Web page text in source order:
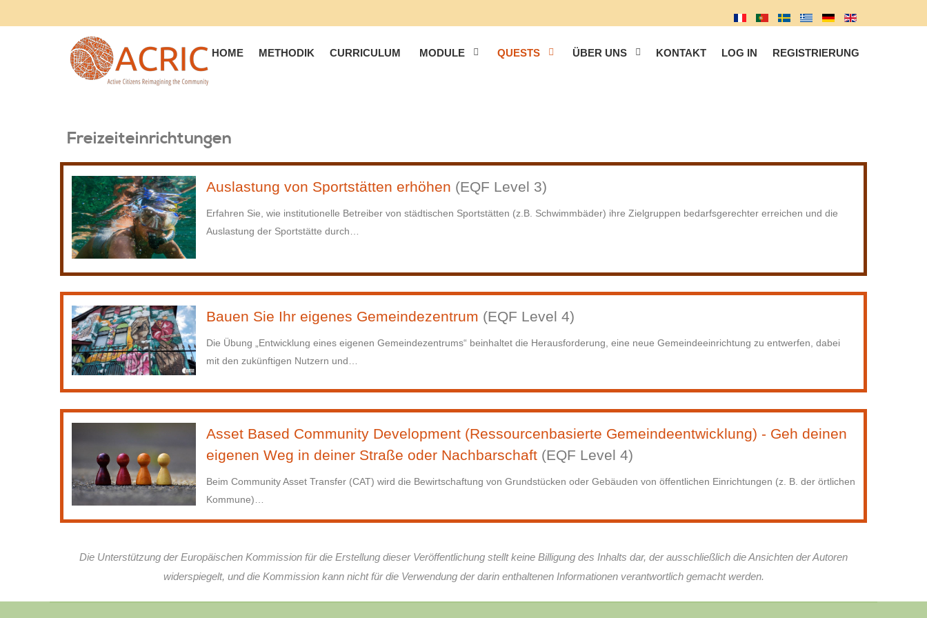
HOME METHODIK CURRICULUM MODULE QUESTS ÜBER UNS KONTAKT LOG IN REGISTRIERUNG
Freizeiteinrichtungen
Auslastung von Sportstätten erhöhen (EQF Level 3)
Erfahren Sie, wie institutionelle Betreiber von städtischen Sportstätten (z.B. Schwimmbäder) ihre Zielgruppen bedarfsgerechter erreichen und die
Auslastung der Sportstätte durch
Bauen Sie Ihr eigenes Gemeindezentrum (EQF Level 4)
Die Übung „Entwicklung eines eigenen Gemeindezentrums“ beinhaltet die Herausforderung, eine neue Gemeindeeinrichtung zu entwerfen, dabei
mit den zukünftigen Nutzern und…
Asset Based Community Development (Ressourcenbasierte Gemeindeentwicklung) - Geh deinen
eigenen Weg in deiner Straße oder Nachbarschaft (EQF Level 4)
Beim Community Asset Transfer (CAT) wird die Bewirtschaftung von Grundstücken oder Gebäuden von öffentlichen Einrichtungen (z. B. der örtlichen
Kommune)
Die Unterstützung der Europäischen Kommission für die Erstellung dieser Veröffentlichung stellt keine Billigung des Inhalts dar, der ausschließlich die Ansichten der Autoren
widerspiegelt, und die Kommission kann nicht für die Verwendung der darin enthaltenen Informationen verantwortlich gemacht werden.